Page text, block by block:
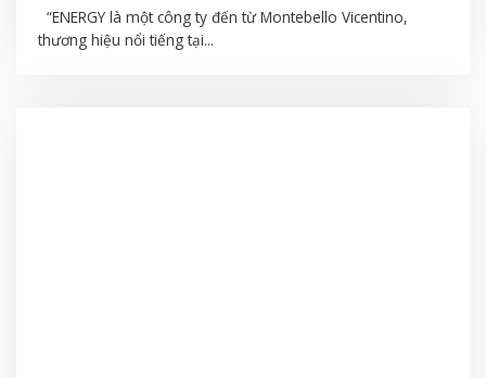
“ENERGY là một công ty đến từ Montebello Vicentino,
thương hiệu nổi tiếng tại...